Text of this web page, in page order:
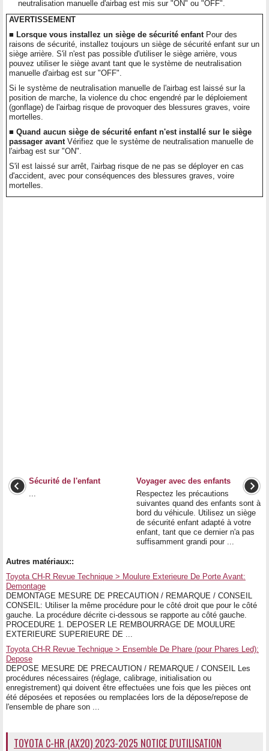
neutralisation manuelle d'airbag est mis sur "ON" ou "OFF".
AVERTISSEMENT
■ Lorsque vous installez un siège de sécurité enfant Pour des
raisons de sécurité, installez toujours un siège de sécurité enfant sur un
siège arrière. S'il n'est pas possible d'utiliser le siège arrière, vous
pouvez utiliser le siège avant tant que le système de neutralisation
manuelle d'airbag est sur "OFF".
Si le système de neutralisation manuelle de l'airbag est laissé sur la
position de marche, la violence du choc engendré par le déploiement
(gonflage) de l'airbag risque de provoquer des blessures graves, voire
mortelles.
■ Quand aucun siège de sécurité enfant n'est installé sur le siège
passager avant Vérifiez que le système de neutralisation manuelle de
l'airbag est sur "ON".
S'il est laissé sur arrêt, l'airbag risque de ne pas se déployer en cas
d'accident, avec pour conséquences des blessures graves, voire
mortelles.
Sécurité de l'enfant
Voyager avec des enfants
Respectez les précautions
suivantes quand des enfants sont à
bord du véhicule. Utilisez un siège
de sécurité enfant adapté à votre
enfant, tant que ce dernier n'a pas
suffisamment grandi pour ...
Autres matériaux::
Toyota CH-R Revue Technique > Moulure Exterieure De Porte Avant:
Demontage
DEMONTAGE MESURE DE PRECAUTION / REMARQUE / CONSEIL
CONSEIL: Utiliser la même procédure pour le côté droit que pour le côté
gauche. La procédure décrite ci-dessous se rapporte au côté gauche.
PROCEDURE 1. DEPOSER LE REMBOURRAGE DE MOULURE
EXTERIEURE SUPERIEURE DE ...
Toyota CH-R Revue Technique > Ensemble De Phare (pour Phares Led):
Depose
DEPOSE MESURE DE PRECAUTION / REMARQUE / CONSEIL Les
procédures nécessaires (réglage, calibrage, initialisation ou
enregistrement) qui doivent être effectuées une fois que les pièces ont
été déposées et reposées ou remplacées lors de la dépose/repose de
l'ensemble de phare son ...
TOYOTA C-HR (AX20) 2023-2025 NOTICE D'UTILISATION